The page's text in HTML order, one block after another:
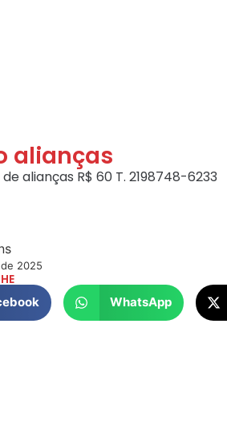
alianças
alianças R$ 60 T. 2198748-6233
2025
WhatsApp